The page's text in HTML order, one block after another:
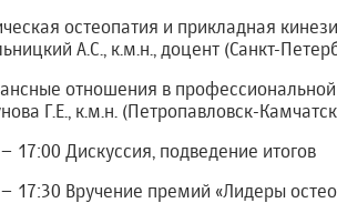
остеопатия и прикладная
А.С., к.м.н., доцент (Санкт-
отношения в профессиональной
Г.Е., к.м.н. (Петропавловск-
17:00 Дискуссия, подведение итогов
17:30 Вручение премий «Лидеры